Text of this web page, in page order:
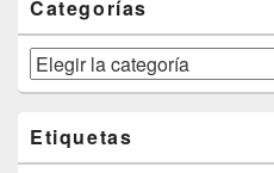
Categorías
Categorías
Etiquetas